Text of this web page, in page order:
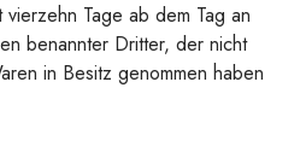
Tage ab dem Tag an
benannter Dritter, der nicht
in Besitz genommen haben